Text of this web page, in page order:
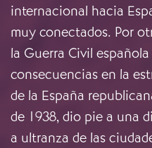
internacional hacia
muy conectados. Por
la Guerra Civil
consecuencias en la
de la España
de 1938, dio pie a una
a ultranza de las